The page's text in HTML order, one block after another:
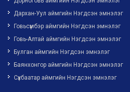
Дархан-Уул аймгийн Нэгдсэн эмнэлэг
Говьсүмбэр аймгийн Нэгдсэн эмнэлэг
Говь-Алтай аймгийн Нэгдсэн эмнэлэг
Булган аймгийн Нэгдсэн эмнэлэг
Баянхонгор аймгийн Нэгдсэн эмнэлэг
Сүхбаатар аймгийн Нэгдсэн эмнэлэг